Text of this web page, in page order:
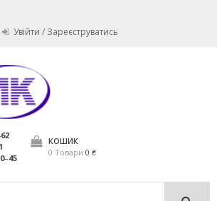
Увійти / Зареєструватись
компанія МАРКО
використання за призначенням.
КОШИК
0 Товари 0 ₴